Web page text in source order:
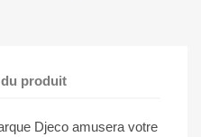
produit
Djeco amusera votre